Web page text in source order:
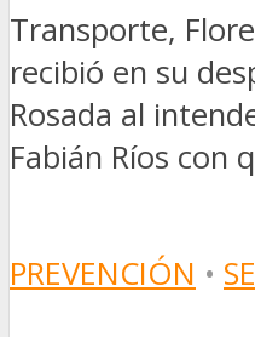
Transporte,
recibió en su
Rosada al
Fabián Ríos con
PREVENCIÓN •